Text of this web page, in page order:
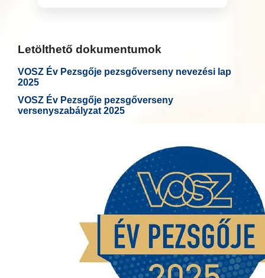
Letölthető dokumentumok
VOSZ Év Pezsgője pezsgőverseny nevezési lap
2025
VOSZ Év Pezsgője pezsgőverseny
versenyszabályzat 2025